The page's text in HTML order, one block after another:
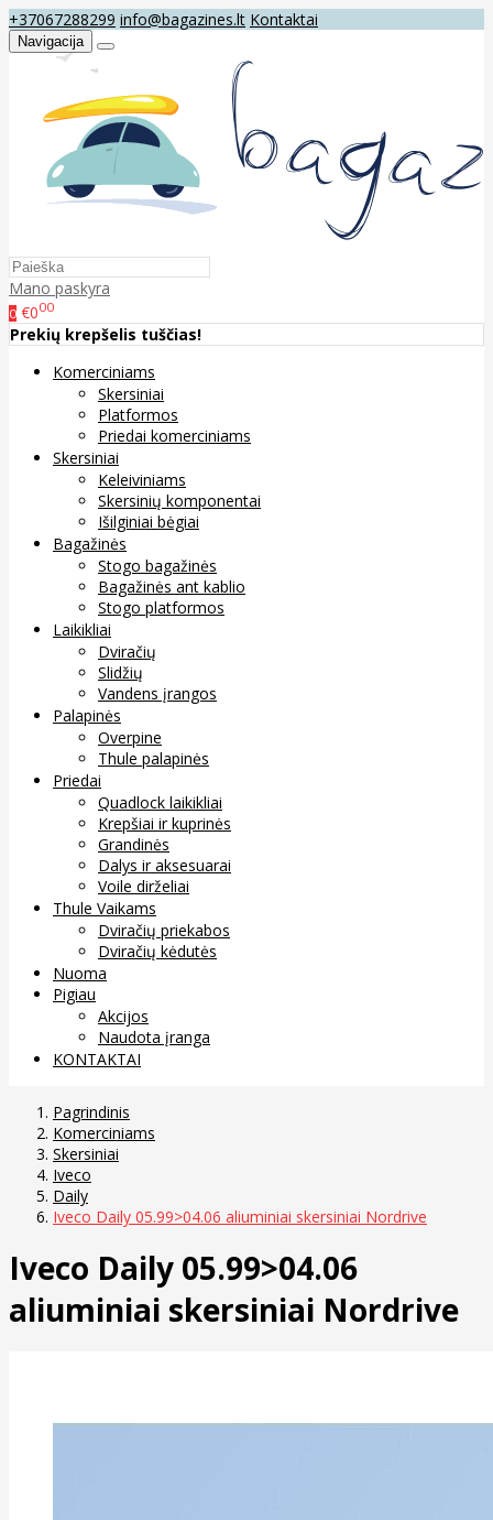
+37067288299 info@bagazines.lt Kontaktai
Navigacija
Mano paskyra
0 €000
Prekių krepšelis tuščias!
Komerciniams
Skersiniai
Platformos
Priedai komerciniams
Skersiniai
Keleiviniams
Skersinių komponentai
Išilginiai bėgiai
Bagažinės
Stogo bagažinės
Bagažinės ant kablio
Stogo platformos
Laikikliai
Dviračių
Slidžių
Vandens įrangos
Palapinės
Overpine
Thule palapinės
Priedai
Quadlock laikikliai
Krepšiai ir kuprinės
Grandinės
Dalys ir aksesuarai
Voile dirželiai
Thule Vaikams
Dviračių priekabos
Dviračių kėdutės
Nuoma
Pigiau
Akcijos
Naudota įranga
KONTAKTAI
Pagrindinis
Komerciniams
Skersiniai
Iveco
Daily
Iveco Daily 05.99>04.06 aliuminiai skersiniai Nordrive
Iveco Daily 05.99>04.06
aliuminiai skersiniai Nordrive